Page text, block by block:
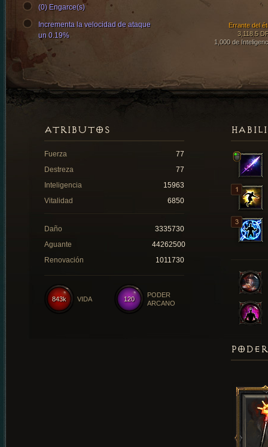
Errante del
3,118.5
1,000 de
(0) Engarce(s)
Incrementa la velocidad de ataque
un 0.19%
ATRIBUTOS
Fuerza
77
Destreza
77
Inteligencia
15963
Vitalidad
6850
Daño
3335730
Aguante
44262500
Renovación
1011730
120
PODER
ARCANO
843k VIDA